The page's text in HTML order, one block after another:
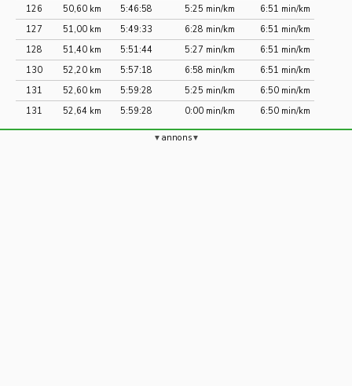
126
50,60 km 5:46:58 5:25 min/km
6:51 min/km
127
51,00 km 5:49:33 6:28 min/km
6:51 min/km
128
51,40 km 5:51:44 5:27 min/km
6:51 min/km
130
52,20 km 5:57:18 6:58 min/km
6:51 min/km
131
52,60 km 5:59:28 5:25 min/km
6:50 min/km
131
52,64 km 5:59:28 0:00 min/km 6:50 min/km
annons